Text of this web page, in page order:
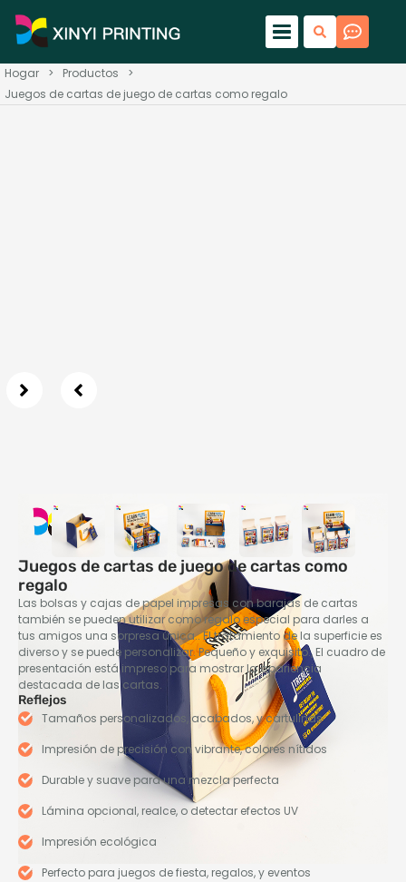
Hogar > Productos
>
Juegos de cartas de juego de cartas como regalo
Juegos de cartas de juego de cartas como
regalo
Las bolsas y cajas de papel impresas con barajas de cartas
también se pueden utilizar como regalo especial para darles a
tus amigos una sorpresa única.. El tratamiento de la superficie es
diverso y se puede personalizar. Pequeño y exquisito., El cuadro de
presentación está impreso para mostrar la apariencia
destacada de las cartas.
Reflejos
Tamaños personalizados, acabados, y cartulinas
Impresión de precisión con vibrante, colores nítidos
Durable y suave para una mezcla perfecta
Lámina opcional, realce, o detectar efectos UV
Impresión ecológica
Perfecto para juegos de fiesta, regalos, y eventos